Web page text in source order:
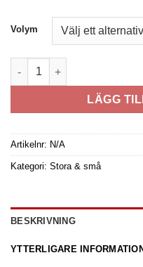
Volym
Mister size 60 mängd
LÄGG
Artikelnr: N/A
Kategori: Stora & små
BESKRIVNING
YTTERLIGARE INFORMATION